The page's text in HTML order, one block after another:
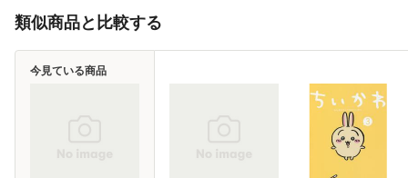
類似商品と比較する
今見ている商品